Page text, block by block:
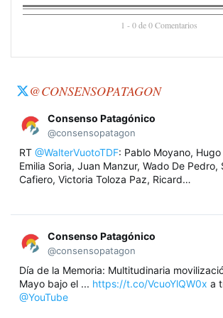
1 - 0 de 0 Comentarios
@CONSENSOPATAGON
Consenso Patagónico
@consensopatagon
RT @WalterVuotoTDF: Pablo Moyano,
Emilia Soria, Juan Manzur, Wado De Pedro,
Cafiero, Victoria Toloza Paz, Ricard…
Consenso Patagónico
@consensopatagon
Día de la Memoria: Multitudinaria
Mayo bajo el ... https://t.co/VcuoYlQW0x a
@YouTube